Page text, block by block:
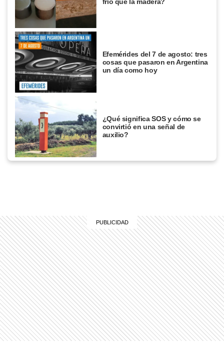
Efemérides del 7 de agosto: tres
cosas que pasaron en Argentina
un día como hoy
¿Qué significa SOS y cómo se
convirtió en una señal de
auxilio?